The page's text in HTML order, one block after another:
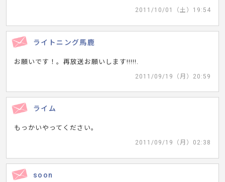
2011/10/01（土）19:54
ライトニング馬鹿
お願いです！。再放送お願いします!!!!!.
2011/09/19（月）20:59
ライム
もっかいやってください。
2011/09/19（月）02:38
soon